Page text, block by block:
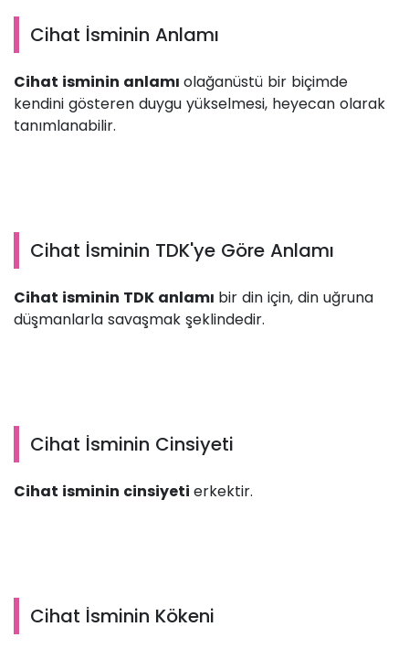
Cihat İsminin Anlamı
Cihat isminin anlamı olağanüstü bir biçimde
kendini gösteren duygu yükselmesi, heyecan olarak
tanımlanabilir.
Cihat İsminin TDK'ye Göre Anlamı
Cihat isminin TDK anlamı bir din için, din uğruna
düşmanlarla savaşmak şeklindedir.
Cihat İsminin Cinsiyeti
Cihat isminin cinsiyeti erkektir.
Cihat İsminin Kökeni